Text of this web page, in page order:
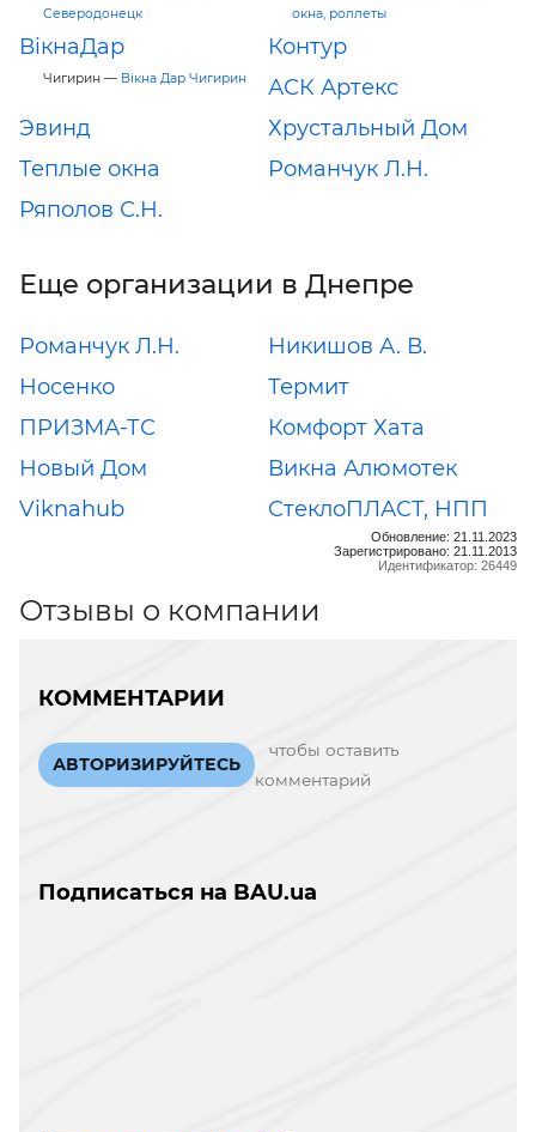
Северодонецк
окна, роллеты
ВікнаДар
Чигирин — Вікна Дар Чигирин
Контур
АСК Артекс
Эвинд
Хрустальный Дом
Теплые окна
Романчук Л.Н.
Ряполов С.Н.
Еще организации в Днепре
Романчук Л.Н.
Никишов А. В.
Носенко
Термит
ПРИЗМА-ТС
Комфорт Хата
Новый Дом
Викна Алюмотек
Viknahub
СтеклоПЛАСТ, НПП
Обновление: 21.11.2023
Зарегистрировано: 21.11.2013
Идентификатор: 26449
Отзывы о компании
КОММЕНТАРИИ
АВТОРИЗИРУЙТЕСЬ
чтобы оставить
комментарий
Подписаться на BAU.ua